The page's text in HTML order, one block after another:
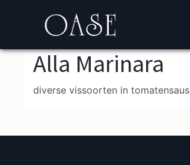
Alla Marinara
diverse vissoorten in tomatensaus